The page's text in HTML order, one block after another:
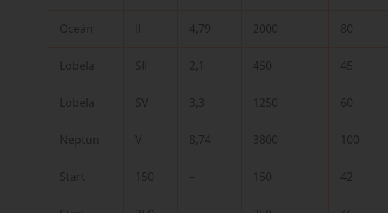
Oceán 4,79 2000 80
Lobela SII 2,1 450 45
Lobela SV 3,3 1250 60
Neptun V 8,74 3800 100
Start 150 – 150 42